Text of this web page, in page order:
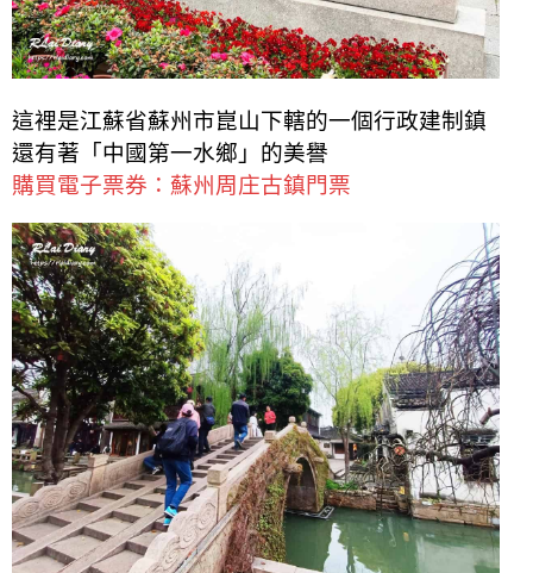
這裡是江蘇省蘇州市崑山下轄的一個行政建制鎮
還有著「中國第一水鄉」的美譽
購買電子票券：蘇州周庄古鎮門票